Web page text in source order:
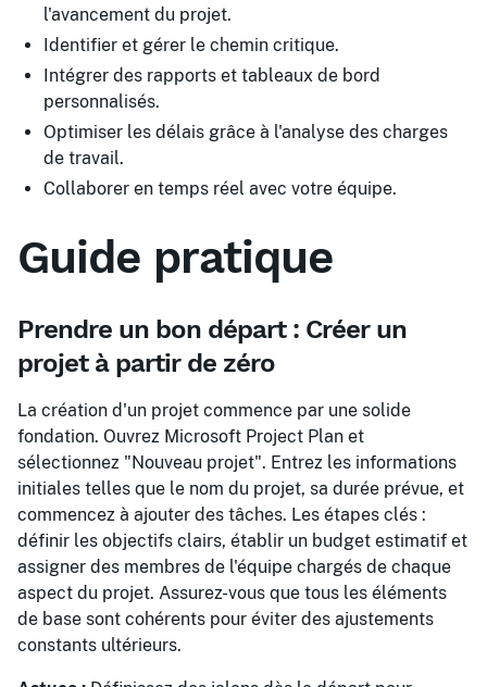
l'avancement du projet.
Identifier et gérer le chemin critique.
Intégrer des rapports et tableaux de bord
personnalisés.
Optimiser les délais grâce à l'analyse des charges
de travail.
Collaborer en temps réel avec votre équipe.
Guide pratique
Prendre un bon départ : Créer un
projet à partir de zéro
La création d'un projet commence par une solide
fondation. Ouvrez Microsoft Project Plan et
sélectionnez "Nouveau projet". Entrez les informations
initiales telles que le nom du projet, sa durée prévue, et
commencez à ajouter des tâches. Les étapes clés :
définir les objectifs clairs, établir un budget estimatif et
assigner des membres de l'équipe chargés de chaque
aspect du projet. Assurez-vous que tous les éléments
de base sont cohérents pour éviter des ajustements
constants ultérieurs.